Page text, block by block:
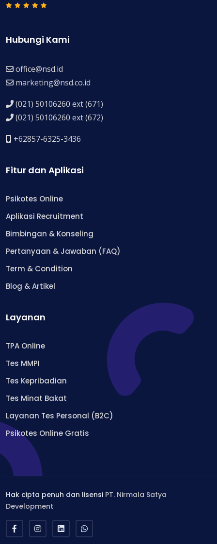
Hubungi Kami
office@nsd.id
marketing@nsd.co.id
(021) 50106260 ext (671)
(021) 50106260 ext (672)
+62857-6325-3436
Fitur dan Aplikasi
Psikotes Online
Aplikasi Recruitment
Bimbingan & Konseling
Pertanyaan & Jawaban (FAQ)
Term & Condition
Blog & Artikel
Layanan
TPA Online
Tes MMPI
Tes Kepribadian
Tes Minat Bakat
Layanan Tes Personal (B2C)
Psikotes Online Gratis
Hak cipta penuh dan lisensi PT. Nirmala Satya
Development